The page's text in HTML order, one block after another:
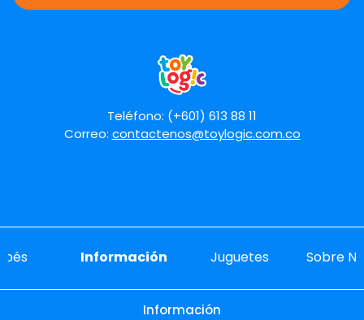
Teléfono: (+601) 613 88 11
Correo: contactenos@toylogic.com.co
Información Juguetes Sobre
Información